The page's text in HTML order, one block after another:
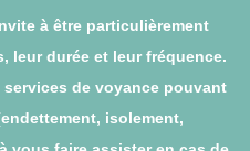
à être particulièrement
leur durée et leur fréquence.
de voyance pouvant
isolement,